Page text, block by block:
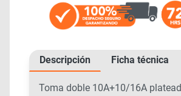
Descripción Ficha técnica
Toma doble 10A+10/16A